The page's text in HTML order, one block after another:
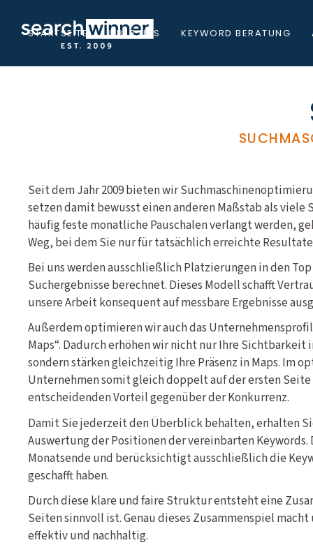
STARTSEITE ÜBER UNS KEYWORD BERATUNG
Seit dem Jahr 2009 bieten wir
setzen damit bewusst einen anderen Maßstab als viele
häufig feste monatliche Pauschalen verlangt werden,
Weg, bei dem Sie nur für tatsächlich erreichte
Bei uns werden ausschließlich Platzierungen in den Top
Suchergebnisse berechnet. Dieses Modell schafft
unsere Arbeit konsequent auf messbare Ergebnisse
Außerdem optimieren wir auch das
Maps“. Dadurch erhöhen wir nicht nur Ihre Sichtbarkeit
sondern stärken gleichzeitig Ihre Präsenz in Maps. Im
Unternehmen somit gleich doppelt auf der ersten Seite
entscheidenden Vorteil gegenüber der Konkurrenz.
Damit Sie jederzeit den Überblick behalten, erhalten
Auswertung der Positionen der vereinbarten
Monatsende und berücksichtigt ausschließlich die
geschafft haben.
Durch diese klare und faire Struktur entsteht eine
Seiten sinnvoll ist. Genau dieses Zusammenspiel
effektiv und nachhaltig.